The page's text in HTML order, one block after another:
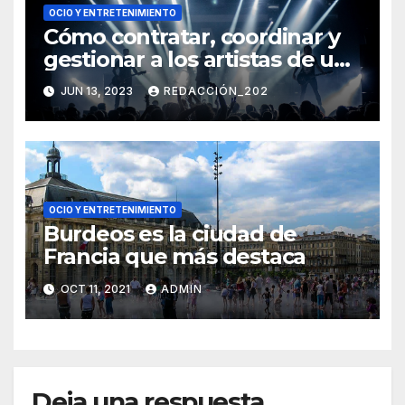
OCIO Y ENTRETENIMIENTO
Cómo contratar, coordinar y
gestionar a los artistas de un
concierto
JUN 13, 2023 REDACCIÓN_202
OCIO Y ENTRETENIMIENTO
Burdeos es la ciudad de
Francia que más destaca
OCT 11, 2021 ADMIN